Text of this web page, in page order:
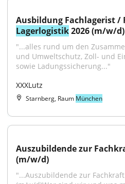
Lagerlogistik 2026 (m/w/d)
"...alles rund um den
und Umweltschutz, Zoll- und
sowie Ladungssicherung..."
XXXLutz
Starnberg, Raum München
Auszubildende zur
(m/w/d)
"...Auszubildende zur